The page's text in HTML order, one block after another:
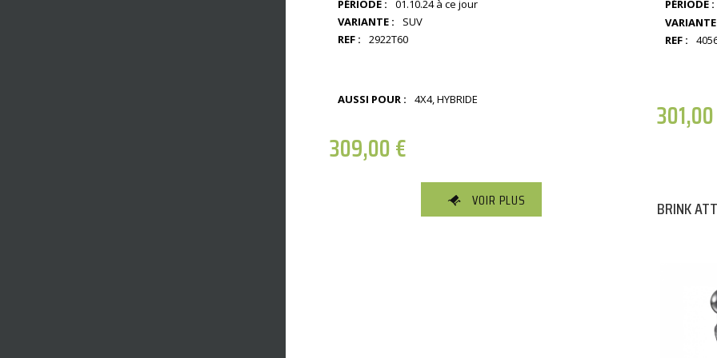
PÉRIODE :
01.10.24 à ce jour
VARIANTE :
SUV
REF :
2922T60
AUSSI POUR : 4X4, HYBRIDE
309,00€
VOIR PLUS
PÉRIODE :
REF :
BRINK